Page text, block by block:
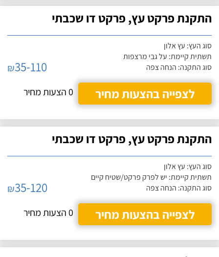
התקנת פרקט עץ, פרקט דו שכבתי
סוג העץ: עץ אלון
תשתית קיימת: על גבי מרצפות
סוג התקנה: הנחה צפה
₪35-110
לצפייה בהצעות מחיר
0 הצעות מחיר
התקנת פרקט עץ, פרקט דו שכבתי
סוג העץ: עץ אלון
תשתית קיימת: יש לפרק פרקט/שטיח קיים
סוג התקנה: הנחה צפה
₪35-120
לצפייה בהצעות מחיר
0 הצעות מחיר